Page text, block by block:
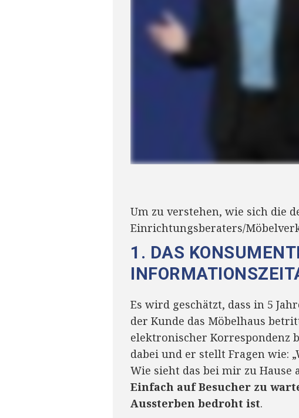
Um zu verstehen, wie sich die
Einrichtungsberaters/
1. DAS
Es wird geschätzt, dass in 5
der Kunde das Möbelhaus
elektronischer Korrespondenz
dabei und er stellt Fragen wie:
Wie sieht das bei mir zu Hause
Einfach auf Besucher zu
Aussterben bedroht ist.